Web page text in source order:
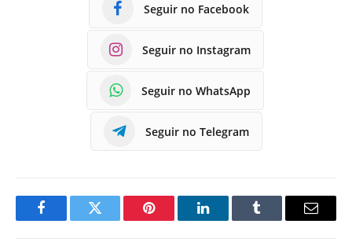
Seguir no Facebook
Seguir no Instagram
Seguir no WhatsApp
Seguir no Telegram
FacebookTwitter Pinterest LinkedInTumblr
E-